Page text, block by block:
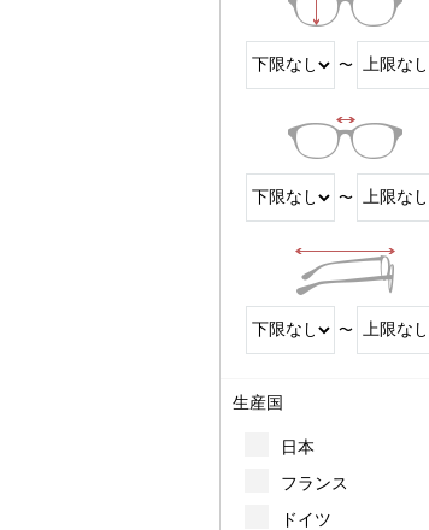
〜
〜
〜
生産国
日本
フランス
ドイツ